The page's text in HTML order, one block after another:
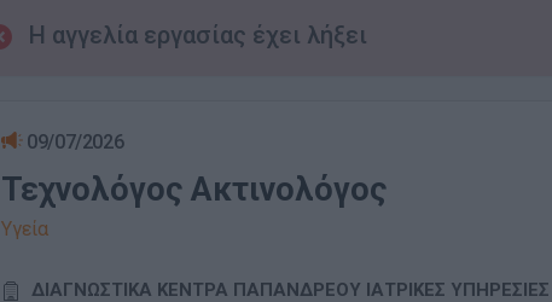
Η αγγελία εργασίας έχει λήξει
09/07/2026
Τεχνολόγος Ακτινολόγος
Υγεία
ΔΙΑΓΝΩΣΤΙΚΑ ΚΕΝΤΡΑ ΠΑΠΑΝΔΡΕΟΥ ΙΑΤΡΙΚΕΣ ΥΠΗΡΕΣΙΕΣ